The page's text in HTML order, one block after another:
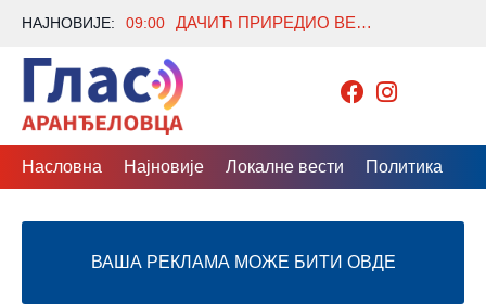
НАЈНОВИЈЕ: 09:00 ДАЧИЋ ПРИРЕДИО ВЕЧЕРУ ЗА НАМИБИЈСКУ КОЛЕГИНИЦУ ЛУСИЈУ ИПУМБУ
Насловна Најновије Локалне вести Политика
ВАША РЕКЛАМА МОЖЕ БИТИ ОВДЕ